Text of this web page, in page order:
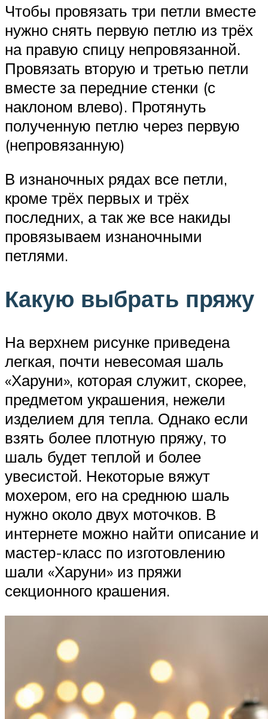
Чтобы провязать три петли вместе
нужно снять первую петлю из трёх
на правую спицу непровязанной.
Провязать вторую и третью петли
вместе за передние стенки (с
наклоном влево). Протянуть
полученную петлю через первую
(непровязанную)
В изнаночных рядах все петли,
кроме трёх первых и трёх
последних, а так же все накиды
провязываем изнаночными
петлями.
Какую выбрать пряжу
На верхнем рисунке приведена
легкая, почти невесомая шаль
«Харуни», которая служит, скорее,
предметом украшения, нежели
изделием для тепла. Однако если
взять более плотную пряжу, то
шаль будет теплой и более
увесистой. Некоторые вяжут
мохером, его на среднюю шаль
нужно около двух моточков. В
интернете можно найти описание и
мастер-класс по изготовлению
шали «Харуни» из пряжи
секционного крашения.